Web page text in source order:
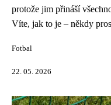
protože jim přináší
Víte, jak to je – někdy
Fotbal
22. 05. 2026